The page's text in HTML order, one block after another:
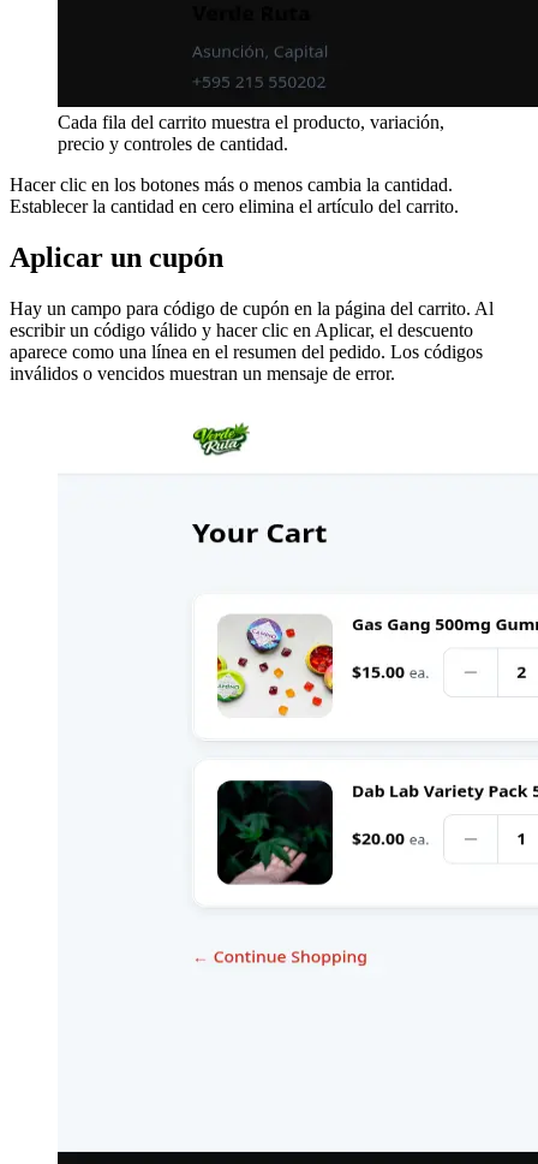
Cada fila del carrito muestra el producto, variación,
precio y controles de cantidad.
Hacer clic en los botones más o menos cambia la cantidad.
Establecer la cantidad en cero elimina el artículo del carrito.
Aplicar un cupón
Hay un campo para código de cupón en la página del carrito. Al
escribir un código válido y hacer clic en Aplicar, el descuento
aparece como una línea en el resumen del pedido. Los códigos
inválidos o vencidos muestran un mensaje de error.